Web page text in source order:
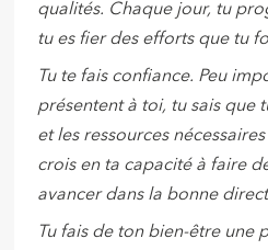
qualités. Chaque jour, tu
tu es fier des efforts que tu
Tu te fais confiance. Peu
présentent à toi, tu sais que
et les ressources
crois en ta capacité à faire
avancer dans la bonne
Tu fais de ton bien-être une